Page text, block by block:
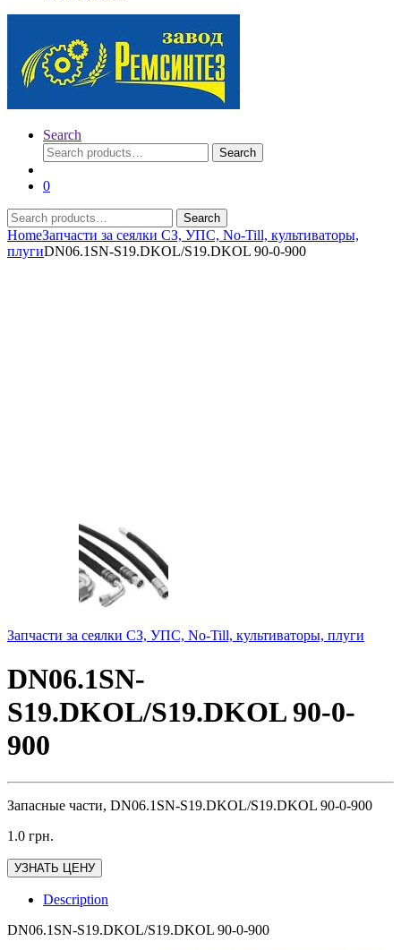
Search
Search
for:
Search
0
Search
for:
Search
HomeЗапчасти за сеялки СЗ, УПС, No-Till, культиваторы,
плугиDN06.1SN-S19.DKOL/S19.DKOL 90-0-900
Запчасти за сеялки СЗ, УПС, No-Till, культиваторы, плуги
DN06.1SN-
S19.DKOL/S19.DKOL 90-0-
900
Запасные части, DN06.1SN-S19.DKOL/S19.DKOL 90-0-900
1.0 грн.
УЗНАТЬ ЦЕНУ
Description
DN06.1SN-S19.DKOL/S19.DKOL 90-0-900